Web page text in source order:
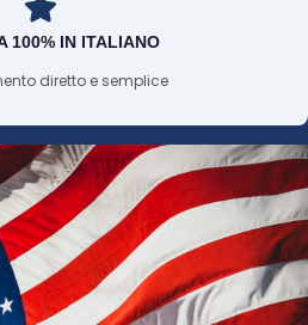
100% IN ITALIANO
diretto e semplice